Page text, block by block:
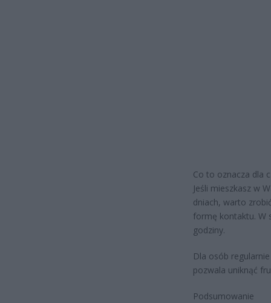
Co to oznacza dla
Jeśli mieszkasz w
dniach, warto
formę kontaktu. W
godziny.
Dla osób
pozwala uniknąć
Podsumowanie